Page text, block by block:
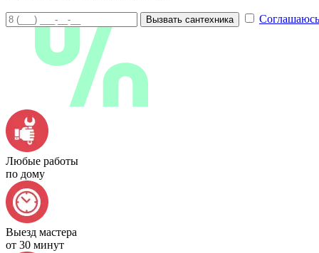
Вызвать сантехника
Любые работы
по дому
Выезд мастера
от 30 минут